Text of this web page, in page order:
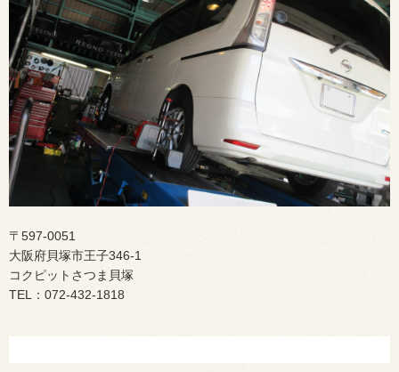
〒597-0051
大阪府貝塚市王子346-1
コクピットさつま貝塚
TEL：072-432-1818